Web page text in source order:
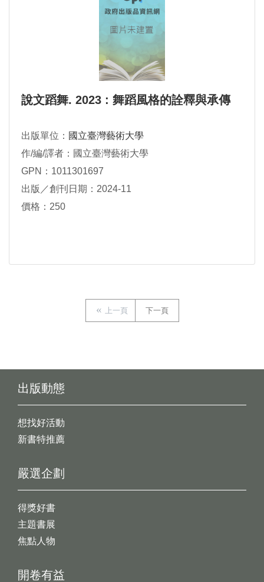
說文蹈舞. 2023 : 舞蹈風格的詮釋與承傳
出版單位： 國立臺灣藝術大學
作/編/譯者：國立臺灣藝術大學
GPN：1011301697
出版／創刊日期：2024-11
價格：250
上一頁 下一頁
出版動態
想找好活動
新書特推薦
開卷有益
嚴選企劃
得獎好書
主題書展
焦點人物